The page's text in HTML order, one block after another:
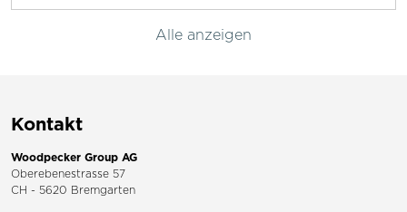
Alle anzeigen
Kontakt
Woodpecker Group AG
Oberebenestrasse 57
CH - 5620 Bremgarten